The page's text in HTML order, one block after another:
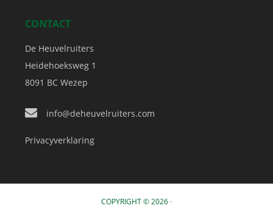
CONTACT
De Heuvelruiters
Heidehoeksweg 1
8091 BC Wezep
info@deheuvelruiters.com
Privacyverklaring
COPYRIGHT © 2026 ·